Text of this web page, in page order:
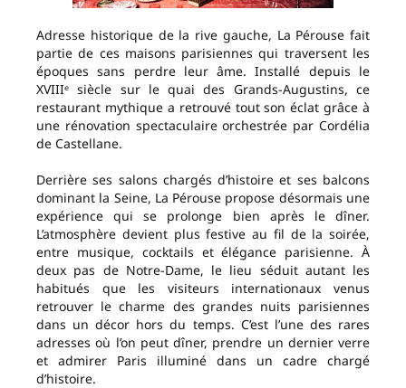
Adresse historique de la rive gauche, La Pérouse fait
partie de ces maisons parisiennes qui traversent les
époques sans perdre leur âme. Installé depuis le
XVIIIᵉ siècle sur le quai des Grands-Augustins, ce
restaurant mythique a retrouvé tout son éclat grâce à
une rénovation spectaculaire orchestrée par Cordélia
de Castellane.
Derrière ses salons chargés d’histoire et ses balcons
dominant la Seine, La Pérouse propose désormais une
expérience qui se prolonge bien après le dîner.
L’atmosphère devient plus festive au fil de la soirée,
entre musique, cocktails et élégance parisienne. À
deux pas de Notre-Dame, le lieu séduit autant les
habitués que les visiteurs internationaux venus
retrouver le charme des grandes nuits parisiennes
dans un décor hors du temps. C’est l’une des rares
adresses où l’on peut dîner, prendre un dernier verre
et admirer Paris illuminé dans un cadre chargé
d’histoire.